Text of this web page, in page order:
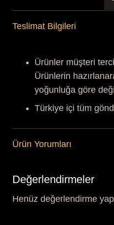
Teslimat Bilgileri
Ürünler müşteri
Ürünlerin
yoğunluğa göre
Türkiye içi tüm
Ürün Yorumları
Değerlendirmeler
Henüz değerlendirme